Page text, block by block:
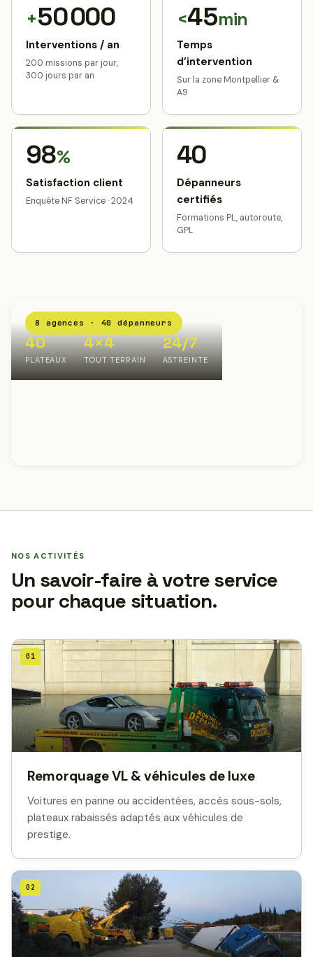
+50 000
Interventions / an
200 missions par jour,
300 jours par an
<45min
Temps
d’intervention
Sur la zone Montpellier &
A9
98%
Satisfaction client
Enquête NF Service · 2024
40
Dépanneurs
certifiés
Formations PL, autoroute,
GPL
8 agences · 40 dépanneurs
40
PLATEAUX
4×4
TOUT TERRAIN
24/7
ASTREINTE
NOS ACTIVITÉS
Un savoir-faire à votre service
pour chaque situation.
01
Remorquage VL & véhicules de luxe
Voitures en panne ou accidentées, accès sous-sols,
plateaux rabaissés adaptés aux véhicules de
prestige.
02